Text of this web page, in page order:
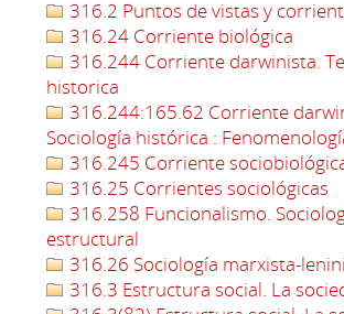
316.2 Puntos de vistas y
316.24 Corriente biológica
316.244 Corriente darwinista.
historica
316.244:165.62 Corriente
Sociología histórica :
316.245 Corriente
316.25 Corrientes sociológicas
316.258 Funcionalismo.
estructural
316.26 Sociología marxista-
316.3 Estructura social. La